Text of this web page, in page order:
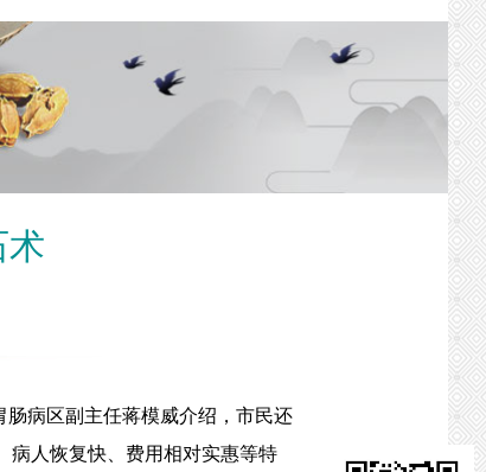
术
病区副主任蒋模威介绍，市民还
病人恢复快、费用相对实惠等特